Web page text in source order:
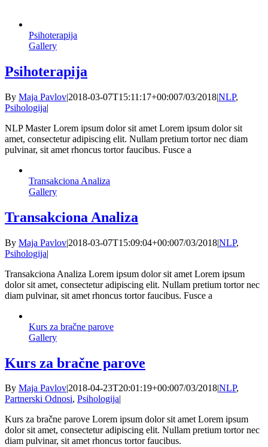
Psihoterapija
Gallery
Psihoterapija
By Maja Pavlov|2018-03-07T15:11:17+00:007/03/2018|NLP,
Psihologija|
NLP Master Lorem ipsum dolor sit amet Lorem ipsum dolor sit
amet, consectetur adipiscing elit. Nullam pretium tortor nec diam
pulvinar, sit amet rhoncus tortor faucibus. Fusce a
Transakciona Analiza
Gallery
Transakciona Analiza
By Maja Pavlov|2018-03-07T15:09:04+00:007/03/2018|NLP,
Psihologija|
Transakciona Analiza Lorem ipsum dolor sit amet Lorem ipsum
dolor sit amet, consectetur adipiscing elit. Nullam pretium tortor nec
diam pulvinar, sit amet rhoncus tortor faucibus. Fusce a
Kurs za bračne parove
Gallery
Kurs za bračne parove
By Maja Pavlov|2018-04-23T20:01:19+00:007/03/2018|NLP,
Partnerski Odnosi, Psihologija|
Kurs za bračne parove Lorem ipsum dolor sit amet Lorem ipsum
dolor sit amet, consectetur adipiscing elit. Nullam pretium tortor nec
diam pulvinar, sit amet rhoncus tortor faucibus.